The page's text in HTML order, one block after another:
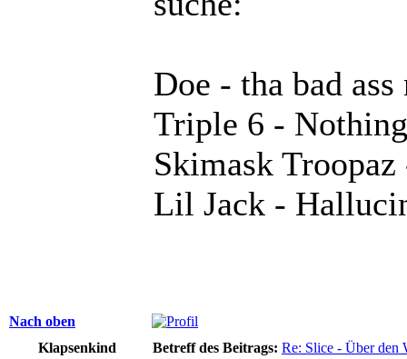
Doe - tha bad ass
Triple 6 -
Skimask
Lil Jack -
Nach oben
Klapsenkind
Betreff des Beitrags: Re: Slice - Über den